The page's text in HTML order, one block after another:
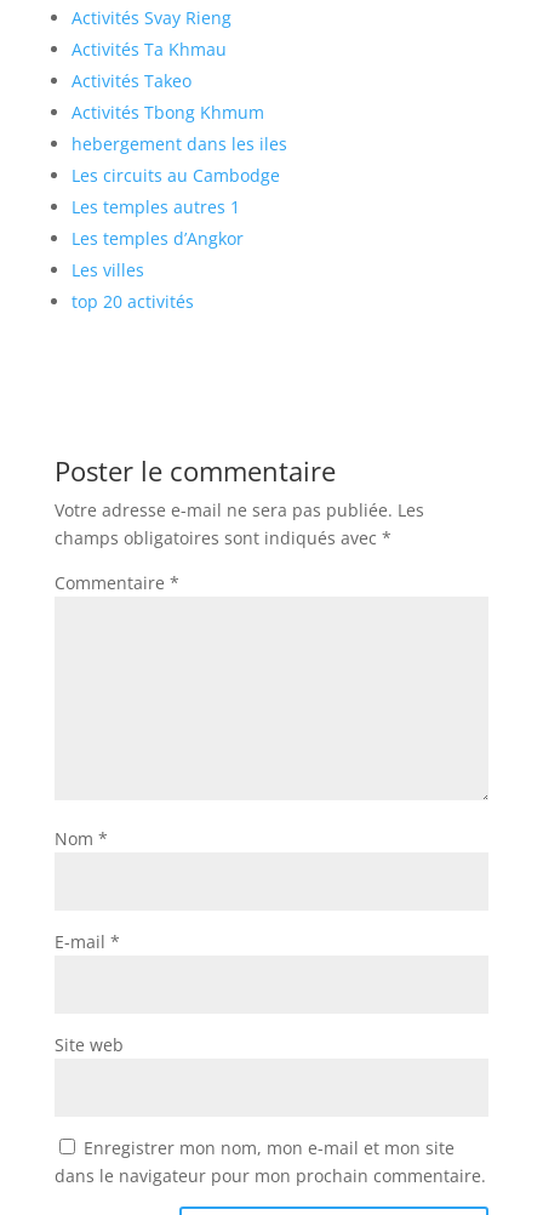
Activités Svay Rieng
Activités Ta Khmau
Activités Takeo
Activités Tbong Khmum
hebergement dans les iles
Les circuits au Cambodge
Les temples autres 1
Les temples d’Angkor
Les villes
top 20 activités
Poster le commentaire
Votre adresse e-mail ne sera pas publiée. Les
champs obligatoires sont indiqués avec *
Commentaire *
Nom *
E-mail *
Site web
Enregistrer mon nom, mon e-mail et mon site
dans le navigateur pour mon prochain commentaire.